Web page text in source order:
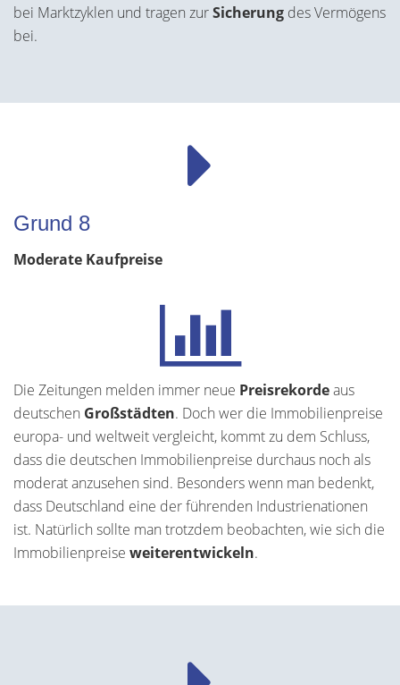
bei Marktzyklen und tragen zurSicherung des Vermögens
bei.
Grund 8
Moderate Kaufpreise
Die Zeitungen melden immer neue Preisrekordeaus
deutschen Großstädten. Doch wer die Immobilienpreise
europa- und weltweit vergleicht, kommt zu dem Schluss,
dass die deutschen Immobilienpreise durchaus noch als
moderat anzusehen sind. Besonders wenn man bedenkt,
dass Deutschland eine der führenden Industrienationen
ist. Natürlich sollte man trotzdem beobachten, wie sich die
Immobilienpreise weiterentwickeln.